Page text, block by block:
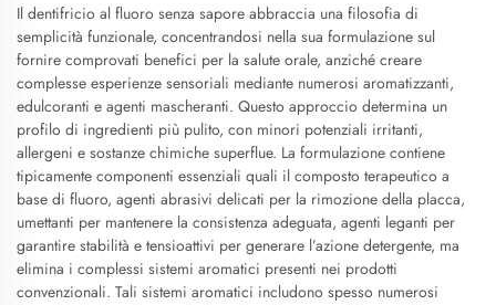
Il dentifricio al fluoro senza sapore abbraccia una filosofia di
semplicità funzionale, concentrandosi nella sua formulazione sul
fornire comprovati benefici per la salute orale, anziché creare
complesse esperienze sensoriali mediante numerosi aromatizzanti,
edulcoranti e agenti mascheranti. Questo approccio determina un
profilo di ingredienti più pulito, con minori potenziali irritanti,
allergeni e sostanze chimiche superflue. La formulazione contiene
tipicamente componenti essenziali quali il composto terapeutico a
base di fluoro, agenti abrasivi delicati per la rimozione della placca,
umettanti per mantenere la consistenza adeguata, agenti leganti per
garantire stabilità e tensioattivi per generare l’azione detergente, ma
elimina i complessi sistemi aromatici presenti nei prodotti
convenzionali. Tali sistemi aromatici includono spesso numerosi